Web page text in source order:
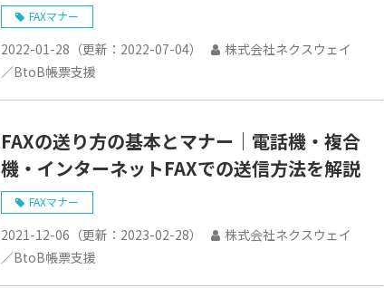
FAXマナー
2022-01-28 （更新： 2022-07-04）
株式会社ネクスウェイ
／BtoB帳票支援
FAXの送り方の基本とマナー｜電話機・複合
機・インターネットFAXでの送信方法を解説
FAXマナー
2021-12-06 （更新： 2023-02-28）
株式会社ネクスウェイ
／BtoB帳票支援